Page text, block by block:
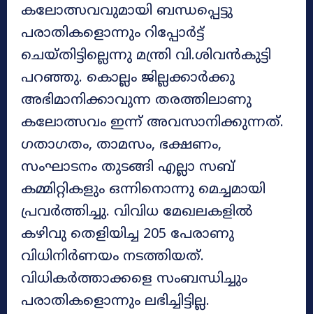
കലോത്സവവുമായി ബന്ധപ്പെട്ടു
പരാതികളൊന്നും റിപ്പോർട്ട്
ചെയ്തിട്ടില്ലെന്നു മന്ത്രി വി.ശിവൻകുട്ടി
പറഞ്ഞു. കൊല്ലം ജില്ലക്കാർക്കു
അഭിമാനിക്കാവുന്ന തരത്തിലാണു
കലോത്സവം ഇന്ന് അവസാനിക്കുന്നത്.
ഗതാഗതം, താമസം, ഭക്ഷണം,
സംഘാടനം തുടങ്ങി എല്ലാ സബ്
കമ്മിറ്റികളും ഒന്നിനൊന്നു മെച്ചമായി
പ്രവർത്തിച്ചു. വിവിധ മേഖലകളിൽ
കഴിവു തെളിയിച്ച 205 പേരാണു
വിധിനിർണയം നടത്തിയത്.
വിധികർത്താക്കളെ സംബന്ധിച്ചും
പരാതികളൊന്നും ലഭിച്ചിട്ടില്ല.